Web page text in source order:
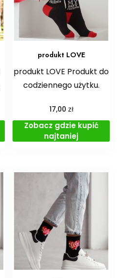
produkt LOVE
produkt LOVE Produkt do
codziennego użytku.
17,00 zł
Zobacz gdzie kupić
najtaniej